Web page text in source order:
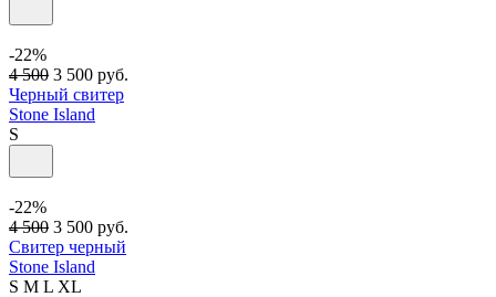
-22%
4 500 3 500 руб.
Черный свитер
Stone Island
S
-22%
4 500 3 500 руб.
Свитер черный
Stone Island
S M L XL